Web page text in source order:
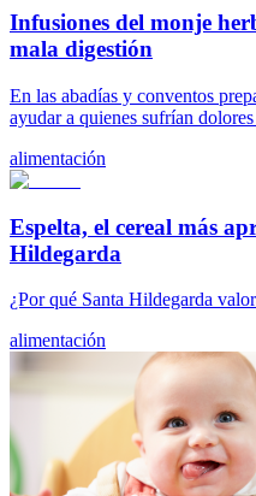
Infusiones del monje
mala digestión
En las abadías y conventos
ayudar a quienes sufrían dolores
alimentación
Espelta, el cereal más
Hildegarda
¿Por qué Santa Hildegarda
alimentación